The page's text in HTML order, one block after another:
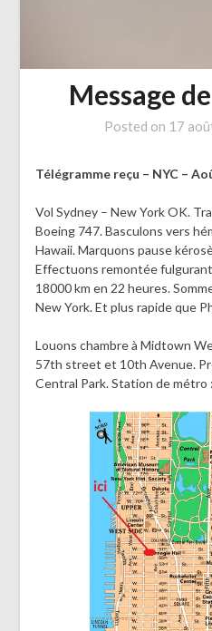
Message
Posted on 17
Télégramme reçu – NYC –
Vol Sydney – New York OK.
Boeing 747. Basculons vers
Hawaii. Marquons pause
Effectuons remontée
18000 km en 22 heures.
New York. Et plus rapide que
Louons chambre à Midtown
57th street et 10th Avenue.
Central Park. Station de métro